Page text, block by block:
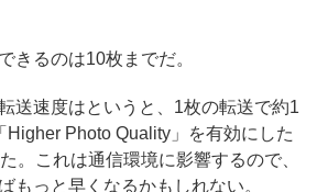
きるのは10枚までだ。
送速度はというと、1枚の転送で約1
Higher Photo Quality」を有効にした
。これは通信環境に影響するので、
もっと早くなるかもしれない。